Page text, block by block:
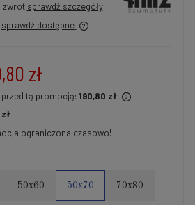
zwrot sprawdź szczegóły
sprawdź dostępne
zł
tą promocją: 190,80 zł
krócej niż 30 dni,
cena od momentu, kiedy
sprzedaży.
ograniczona czasowo!
50x60 50x70 70x80